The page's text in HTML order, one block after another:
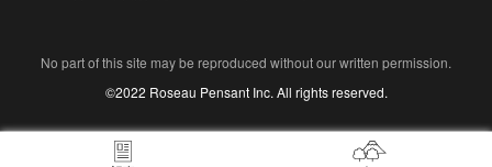
No part of this site may be reproduced without our written permission.
©2022 Roseau Pensant Inc. All rights reserved.